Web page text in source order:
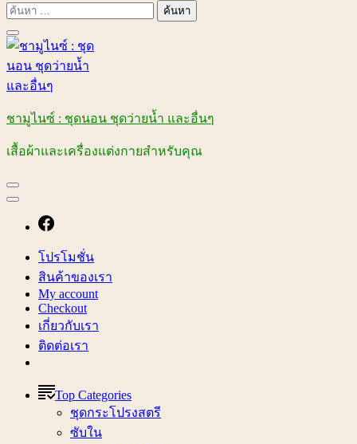
ค้นหา
สำหรับ:
ชามูไนซ์ : ชุดนอน ชุดว่ายน้ำ และอื่นๆ
เสื้อผ้าและเครื่องแต่งกายสำหรับคุณ
โปรโมชั่น
สินค้าของเรา
My account
Checkout
เกี่ยวกับเรา
ติดต่อเรา
Top Categories
ชุดกระโปรงสตรี
ซับใน